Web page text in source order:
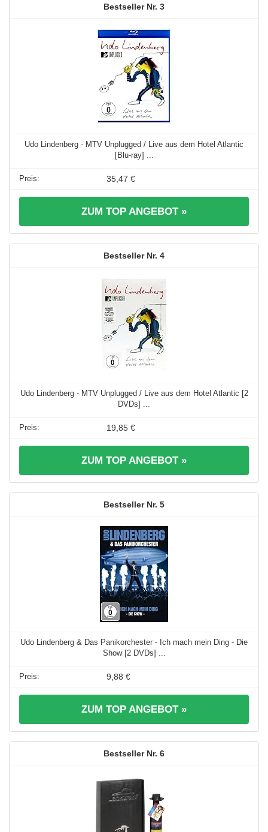
3
Udo Lindenberg - MTV Unplugged / Live aus dem Hotel Atlantic
[Blu-ray] ...
35,47 €
ZUM TOP ANGEBOT »
4
Udo Lindenberg - MTV Unplugged / Live aus dem Hotel Atlantic [2
DVDs] ...
19,85 €
ZUM TOP ANGEBOT »
5
Udo Lindenberg & Das Panikorchester - Ich mach mein Ding - Die
Show [2 DVDs] ...
9,88 €
ZUM TOP ANGEBOT »
6